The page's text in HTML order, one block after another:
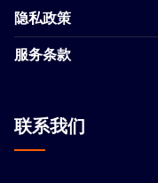
隐私政策
服务条款
联系我们